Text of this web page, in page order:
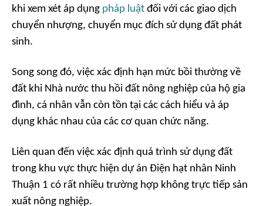
khi xem xét áp dụng pháp luật đối với các giao dịch
chuyển nhượng, chuyển mục đích sử dụng đất phát
sinh.
Song song đó, việc xác định hạn mức bồi thường về
đất khi Nhà nước thu hồi đất nông nghiệp của hộ gia
đình, cá nhân vẫn còn tồn tại các cách hiểu và áp
dụng khác nhau của các cơ quan chức năng.
Liên quan đến việc xác định quá trình sử dụng đất
trong khu vực thực hiện dự án Điện hạt nhân Ninh
Thuận 1 có rất nhiều trường hợp không trực tiếp sản
xuất nông nghiệp.